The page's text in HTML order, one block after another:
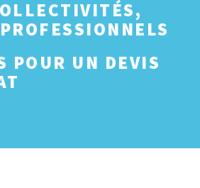
POUR UN DEVIS